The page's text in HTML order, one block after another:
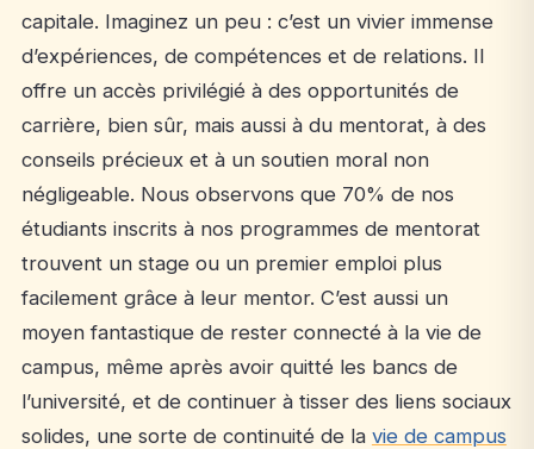
capitale. Imaginez un peu : c’est un vivier immense
d’expériences, de compétences et de relations. Il
offre un accès privilégié à des opportunités de
carrière, bien sûr, mais aussi à du mentorat, à des
conseils précieux et à un soutien moral non
négligeable. Nous observons que 70% de nos
étudiants inscrits à nos programmes de mentorat
trouvent un stage ou un premier emploi plus
facilement grâce à leur mentor. C’est aussi un
moyen fantastique de rester connecté à la vie de
campus, même après avoir quitté les bancs de
l’université, et de continuer à tisser des liens sociaux
solides, une sorte de continuité de la vie de campus